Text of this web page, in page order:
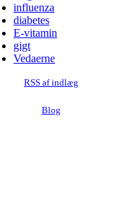
influenza
diabetes
E-vitamin
gigt
Vedaerne
RSS af indlæg
Blog